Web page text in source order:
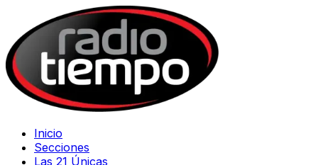
Inicio
Secciones
Las 21 Únicas